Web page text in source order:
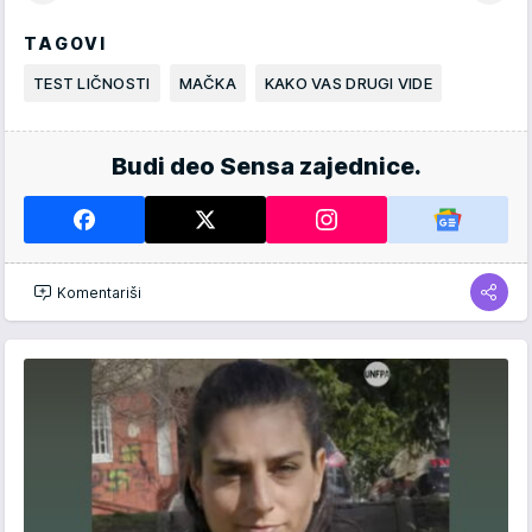
TAGOVI
TEST LIČNOSTI MAČKA KAKO VAS DRUGI VIDE
Budi deo Sensa zajednice.
Komentariši